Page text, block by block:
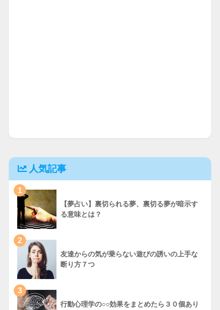
人気記事
1
【夢占い】裏切られる夢、裏切る夢が暗示す
る意味とは？
2
友達からの気が乗らない遊びの誘いの上手な
断り方７つ
3
行動心理学の○○効果をまとめたら３０個あり